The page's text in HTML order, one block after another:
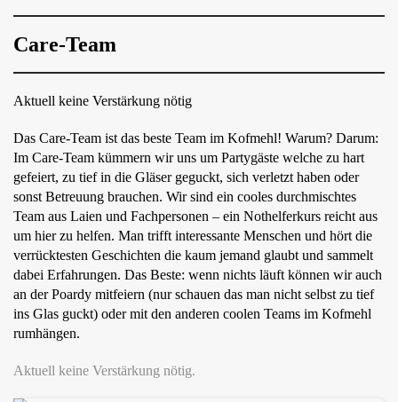
Care-Team
Aktuell keine Verstärkung nötig
Das Care-Team ist das beste Team im Kofmehl! Warum? Darum:
Im Care-Team kümmern wir uns um Partygäste welche zu hart
gefeiert, zu tief in die Gläser geguckt, sich verletzt haben oder
sonst Betreuung brauchen. Wir sind ein cooles durchmischtes
Team aus Laien und Fachpersonen – ein Nothelferkurs reicht aus
um hier zu helfen. Man trifft interessante Menschen und hört die
verrücktesten Geschichten die kaum jemand glaubt und sammelt
dabei Erfahrungen. Das Beste: wenn nichts läuft können wir auch
an der Poardy mitfeiern (nur schauen das man nicht selbst zu tief
ins Glas guckt) oder mit den anderen coolen Teams im Kofmehl
rumhängen.
Aktuell keine Verstärkung nötig.